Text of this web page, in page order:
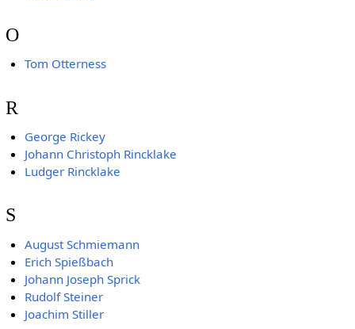
O
Tom Otterness
R
George Rickey
Johann Christoph Rincklake
Ludger Rincklake
S
August Schmiemann
Erich Spießbach
Johann Joseph Sprick
Rudolf Steiner
Joachim Stiller